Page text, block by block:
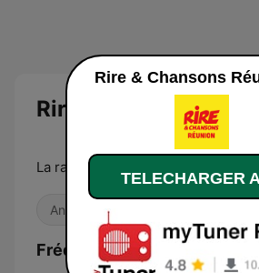
Rire & Chansons
La radio officielle du rire à La
Années 80
Fréquences Rire &
TELECHARGER